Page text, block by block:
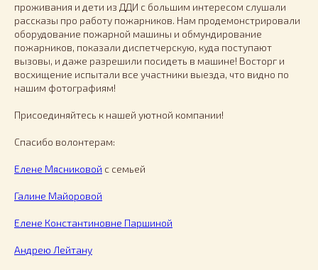
проживания и дети из ДДИ с большим интересом слушали
рассказы про работу пожарников. Нам продемонстрировали
оборудование пожарной машины и обмундирование
пожарников, показали диспетчерскую, куда поступают
вызовы, и даже разрешили посидеть в машине! Восторг и
восхищение испытали все участники выезда, что видно по
нашим фотографиям!
Присоединяйтесь к нашей уютной компании!
Спасибо волонтерам:
Елене Мясниковой с семьей
Галине Майоровой
Елене Константиновне Паршиной
Андрею Лейтану